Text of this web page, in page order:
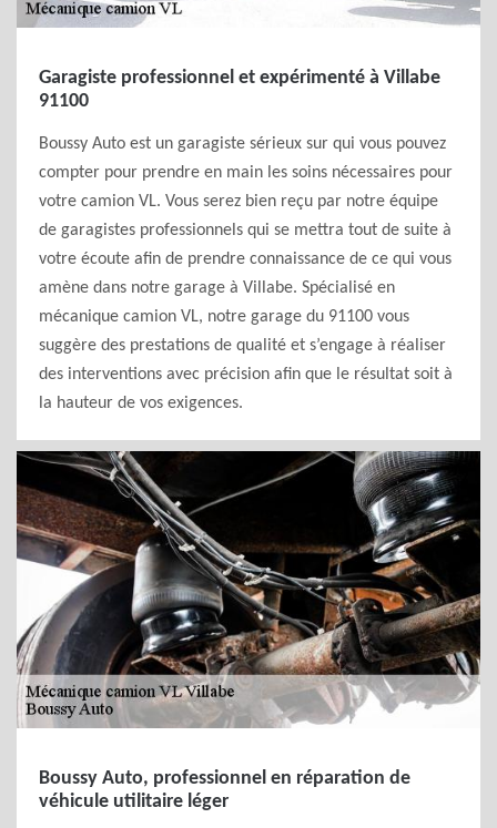
Garagiste professionnel et expérimenté à Villabe
91100
Boussy Auto est un garagiste sérieux sur qui vous pouvez
compter pour prendre en main les soins nécessaires pour
votre camion VL. Vous serez bien reçu par notre équipe
de garagistes professionnels qui se mettra tout de suite à
votre écoute afin de prendre connaissance de ce qui vous
amène dans notre garage à Villabe. Spécialisé en
mécanique camion VL, notre garage du 91100 vous
suggère des prestations de qualité et s’engage à réaliser
des interventions avec précision afin que le résultat soit à
la hauteur de vos exigences.
Boussy Auto, professionnel en réparation de
véhicule utilitaire léger